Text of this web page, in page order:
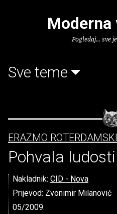
Moderna
Pogledaj... sve
Sve teme
ERAZMO ROTERDAMSKI
Pohvala ludosti
Nakladnik: CID - Nova
Prijevod: Zvonimir Milanović
05/2009.